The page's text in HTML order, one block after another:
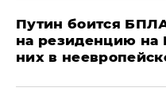
Путин боится
на резиденцию на
них в